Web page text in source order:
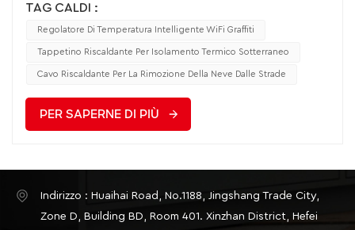
Piuttosto, mostrano una duplice relazione di
"frequenza d'uso + metodo d'uso": un utilizzo
scientifico a bassa frequenza e corretto ha un
impatto minimo sulla durata, mentre un utilizzo
può accelerare significativamente l'invecchiamento
dei componenti e ridurne direttamente la durata. Di
frequenza di utilizzo è più importante della
"quantità" Modello di utilizzoImpatto sulla durata di
TAG CALDI :
Regolatore Di Temperatura Intelligente WiFi Graffiti
Tappetino Riscaldante Per Isolamento Termico Sotterraneo
Cavo Riscaldante Per La Rimozione Della Neve Dalle Strade
PER SAPERNE DI PIÙ
Indirizzo : Huaihai Road, No.1188, Jingshang Trade City,
Zone D, Building BD, Room 401. Xinzhan District, Hefei